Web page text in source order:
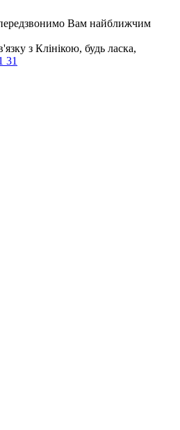
Вам найближчим
з Клінікою, будь ласка,
31